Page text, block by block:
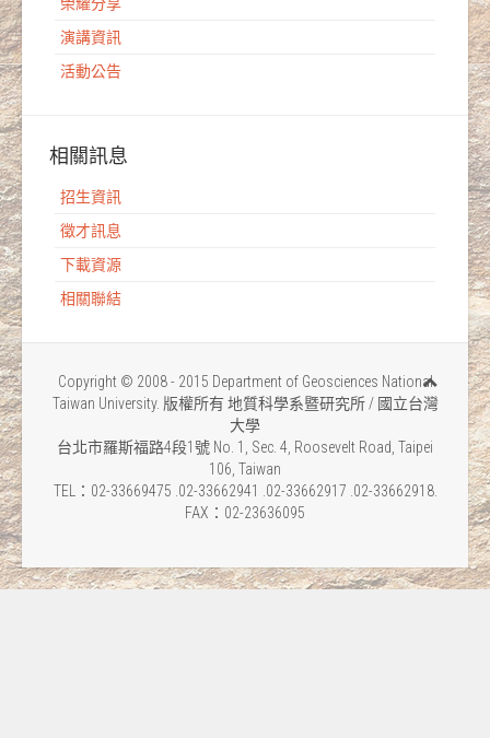
演講資訊
活動公告
相關訊息
招生資訊
徵才訊息
下載資源
相關聯結
Copyright © 2008 - 2015 Department of Geosciences National
Taiwan University. 版權所有 地質科學系暨研究所 / 國立台灣
大學
台北市羅斯福路4段1號 No. 1, Sec. 4, Roosevelt Road, Taipei
106, Taiwan
TEL：02-33669475 .02-33662941 .02-33662917 .02-33662918.
FAX：02-23636095